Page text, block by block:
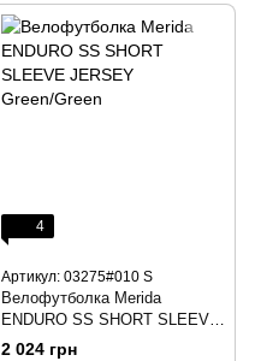
4
Артикул: 03275#010 S
Велофутболка Merida
ENDURO SS SHORT SLEEVE
JERSEY Green/Green
2 024 грн